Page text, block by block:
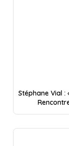
Stéphane Vial